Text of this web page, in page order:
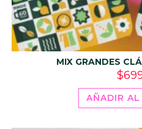
MIX GRANDES
$
AÑADIR